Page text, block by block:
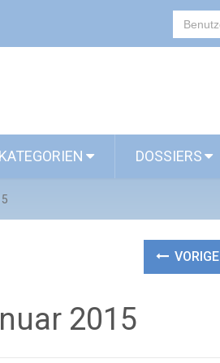
KATEGORIEN DOSSIERS
VORIGE
2015